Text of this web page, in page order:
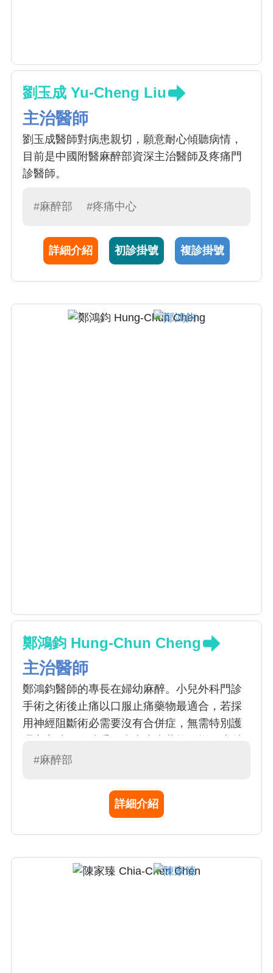
劉玉成 Yu-Cheng Liu
主治醫師
劉玉成醫師對病患親切，願意耐心傾聽病情，
目前是中國附醫麻醉部資深主治醫師及疼痛門
診醫師。
#麻醉部 #疼痛中心
詳細介紹 初診掛號 複診掛號
鄭鴻鈞 Hung-Chun Cheng
主治醫師
鄭鴻鈞醫師的專長在婦幼麻醉。小兒外科門診
手術之術後止痛以口服止痛藥物最適合，若採
用神經阻斷術必需要沒有合併症，無需特別護
法給予 。 鄭醫師在 1) 本院婦科﹑產科﹑小兒
業分科新生兒麻醉作業；3) 支援本院小兒急救
﹑小兒部相關業務及重症醫療作業等都有豐富
#麻醉部
詳細介紹